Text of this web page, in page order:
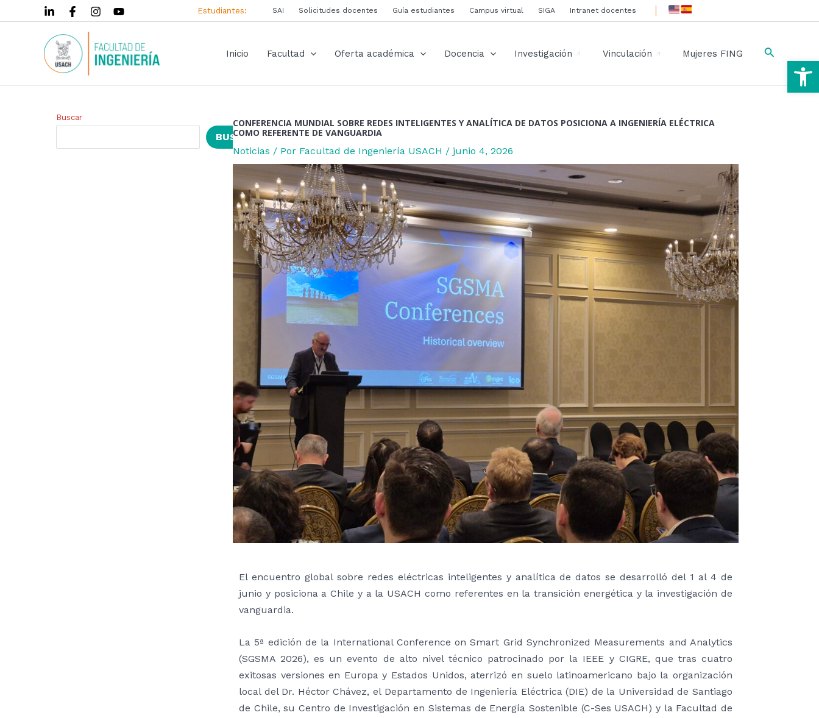
al
Estudiantes: SAI Solicitudes docentes Guía estudiantes Campus virtual SIGA Intranet docentes
Inicio Facultad Oferta académica Docencia Investigación Vinculación Mujeres FING Buscar
Buscar
BUSCAR
CONFERENCIA MUNDIAL SOBRE REDES INTELIGENTES Y ANALÍTICA DE DATOS POSICIONA A INGENIERÍA ELÉCTRICA
COMO REFERENTE DE VANGUARDIA
Noticias / Por Facultad de Ingeniería USACH / junio 4, 2026
El encuentro global sobre redes eléctricas inteligentes y analítica de datos se desarrolló del 1 al 4 de
junio y posiciona a Chile y a la USACH como referentes en la transición energética y la investigación de
vanguardia.
La 5ª edición de la International Conference on Smart Grid Synchronized Measurements and Analytics
(SGSMA 2026), es un evento de alto nivel técnico patrocinado por la IEEE y CIGRE, que tras cuatro
exitosas versiones en Europa y Estados Unidos, aterrizó en suelo latinoamericano bajo la organización
local del Dr. Héctor Chávez, el Departamento de Ingeniería Eléctrica (DIE) de la Universidad de Santiago
de Chile, su Centro de Investigación en Sistemas de Energía Sostenible (C-Ses USACH) y la Facultad de
Navegación
de